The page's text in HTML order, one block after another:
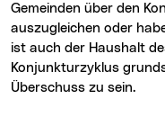
Gemeinden über den
auszugleichen oder
ist auch der Haushalt
Konjunkturzyklus
Überschuss zu sein.